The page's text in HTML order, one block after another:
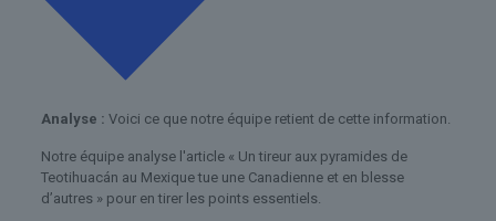
Analyse : Voici ce que notre équipe retient de cette information.
Notre équipe analyse l'article « Un tireur aux pyramides de
Teotihuacán au Mexique tue une Canadienne et en blesse
d’autres » pour en tirer les points essentiels.